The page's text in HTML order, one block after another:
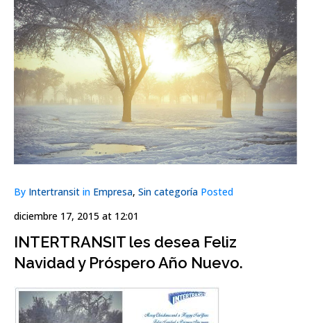
By Intertransit in Empresa, Sin categoría Posted
diciembre 17, 2015 at 12:01
INTERTRANSIT les desea Feliz
Navidad y Próspero Año Nuevo.